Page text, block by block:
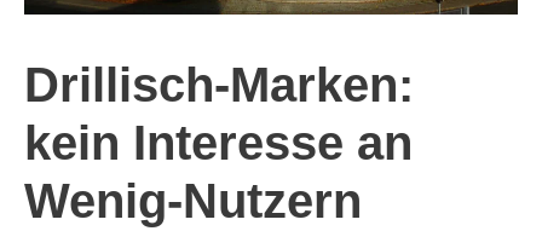
Drillisch-Marken:
kein Interesse an
Wenig-Nutzern